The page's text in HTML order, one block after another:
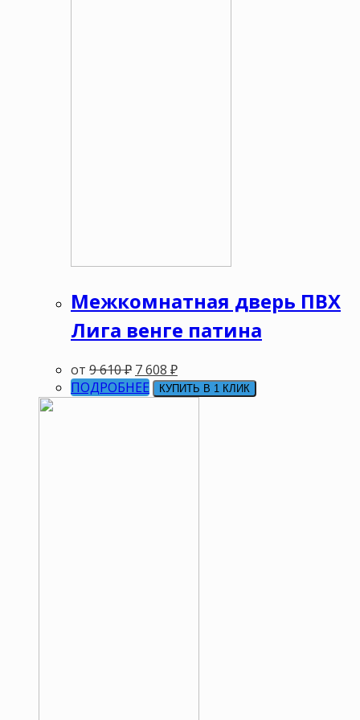
Межкомнатная дверь ПВХ
Лига венге патина
от 9 610₽ 7 608 ₽
ПОДРОБНЕЕ
КУПИТЬ В 1 КЛИК